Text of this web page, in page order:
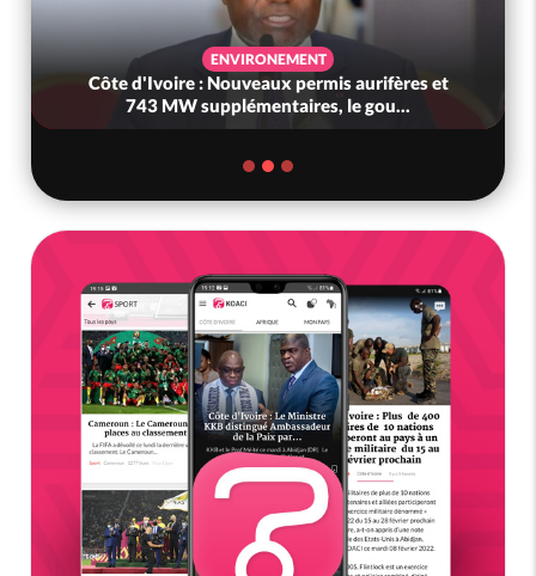
ENVIRONEMENT
Côte d'Ivoire : Nouveaux permis aurifères et
743 MW supplémentaires, le gou...